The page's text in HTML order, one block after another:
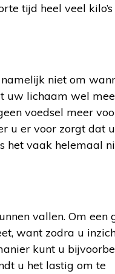
tijd heel veel
niet om
uw lichaam wel
voedsel meer
u er voor zorgt dat
het vaak helemaal
vallen. Om een
want zodra u
kunt u
u het lastig om te